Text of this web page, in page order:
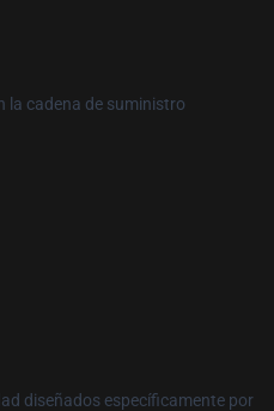
la cadena de suministro
diseñados específicamente por